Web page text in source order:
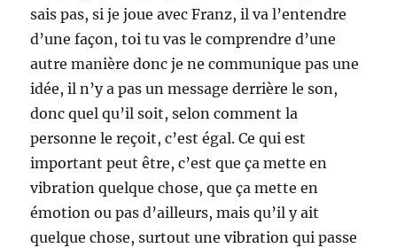
sais pas, si je joue avec Franz, il va l’entendre
d’une façon, toi tu vas le comprendre d’une
autre manière donc je ne communique pas une
idée, il n’y a pas un message derrière le son,
donc quel qu’il soit, selon comment la
personne le reçoit, c’est égal. Ce qui est
important peut être, c’est que ça mette en
vibration quelque chose, que ça mette en
émotion ou pas d’ailleurs, mais qu’il y ait
quelque chose, surtout une vibration qui passe